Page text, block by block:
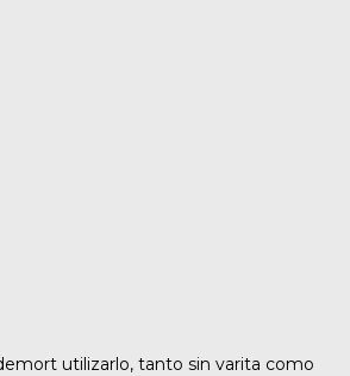
utilizarlo, tanto sin varita como